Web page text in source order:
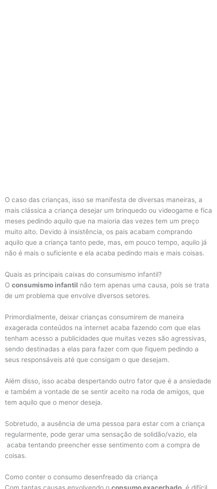
O caso das crianças, isso se manifesta de diversas maneiras, a
mais clássica a criança desejar um brinquedo ou videogame e fica
meses pedindo aquilo que na maioria das vezes tem um preço
muito alto. Devido à insistência, os pais acabam comprando
aquilo que a criança tanto pede, mas, em pouco tempo, aquilo já
não é mais o suficiente e ela acaba pedindo mais e mais coisas.
Quais as principais caixas do consumismo infantil?
O consumismo infantil não tem apenas uma causa, pois se trata
de um problema que envolve diversos setores.
Primordialmente, deixar crianças consumirem de maneira
exagerada conteúdos na internet acaba fazendo com que elas
tenham acesso a publicidades que muitas vezes são agressivas,
sendo destinadas a elas para fazer com que fiquem pedindo a
seus responsáveis até que consigam o que desejam.
Além disso, isso acaba despertando outro fator que é a ansiedade
e também a vontade de se sentir aceito na roda de amigos, que
tem aquilo que o menor deseja.
Sobretudo, a ausência de uma pessoa para estar com a criança
regularmente, pode gerar uma sensação de solidão/vazio, ela
acaba tentando preencher esse sentimento com a compra de
coisas.
Como conter o consumo desenfreado da criança
Com tantas causas envolvendo o consumo exacerbado , é difícil